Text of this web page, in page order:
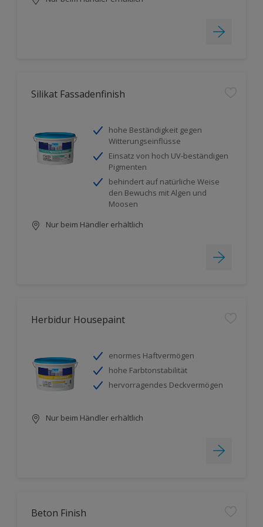
Silikat Fassadenfinish
hohe Beständigkeit gegen
Witterungseinflüsse
Einsatz von hoch UV-beständigen
Pigmenten
behindert auf natürliche Weise
den Bewuchs mit Algen und
Moosen
Nur beim Händler erhältlich
Herbidur Housepaint
enormes Haftvermögen
hohe Farbtonstabilität
hervorragendes Deckvermögen
Nur beim Händler erhältlich
Beton Finish